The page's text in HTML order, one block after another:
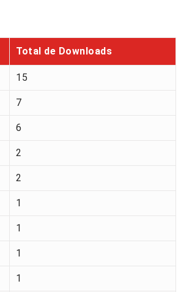
Total de Downloads
15
7
6
2
2
1
1
1
1